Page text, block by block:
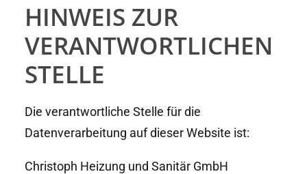
HINWEIS ZUR
VERANTWORTLICHEN
STELLE
Die verantwortliche Stelle für die
Datenverarbeitung auf dieser Website ist:
Christoph Heizung und Sanitär GmbH